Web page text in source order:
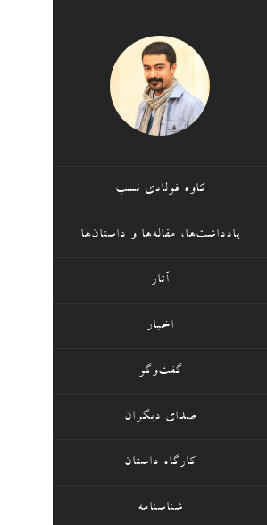
کاوه فولادی نسب
یادداشت‌ها، مقاله‌ها و داستان‌ها
آثار
اخبار
گفت‌وگو
صدای دیگران
کارگاه داستان
شناسنامه